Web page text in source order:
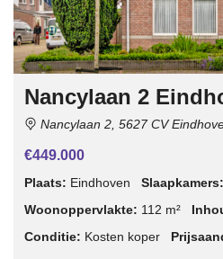
Nancylaan 2
Nancylaan 2, 5627 CV
€449.000
Plaats: Eindhoven Slaapkamers:
Woonoppervlakte: 112 m²
Conditie: Kosten koper